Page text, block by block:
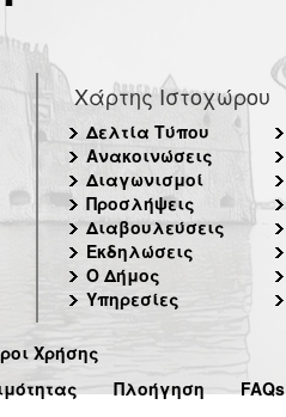
Χάρτης Ιστοχώρου
Δελτία Τύπου
Ανακοινώσεις
Διαγωνισμοί
Προσλήψεις
Διαβουλεύσεις
Εκδηλώσεις
Ο Δήμος
Υπηρεσίες
Χρήσης
Πλοήγηση FAQs